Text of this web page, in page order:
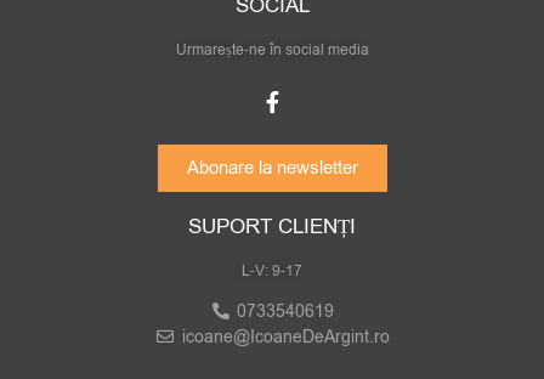
Urmarește-ne în social media
Abonare la newsletter
SUPORT CLIENȚI
L-V: 9-17
0733540619
icoane@IcoaneDeArgint.ro